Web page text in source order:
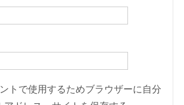
トで使用するためブラウザーに自分